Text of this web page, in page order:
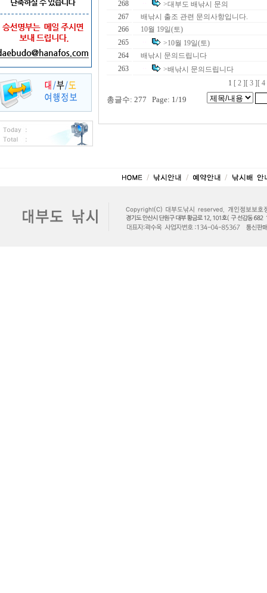
268
>대부도 배낚시 문의
267
배낚시 출조 관련 문의사항입니다.
266
10월 19일(토)
265
>10월 19일(토)
264
배낚시 문의드립니다
263
>배낚시 문의드립니다
1 [ 2 ] [ 3 ] [ 4
총글수: 277 Page: 1/19